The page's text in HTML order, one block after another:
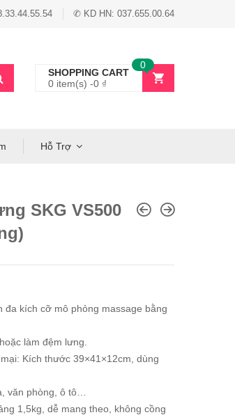
✆ KD HN: 037.655.00.64
SHOPPING CART
0 item(s) -0 ₫
0
Hỗ Trợ
SKG VS500
đa kích cỡ mô phỏng massage bằng
làm đệm lưng.
Kích thước 39×41×12cm, dùng
văn phòng, ô tô…
1,5kg, dễ mang theo, không cồng